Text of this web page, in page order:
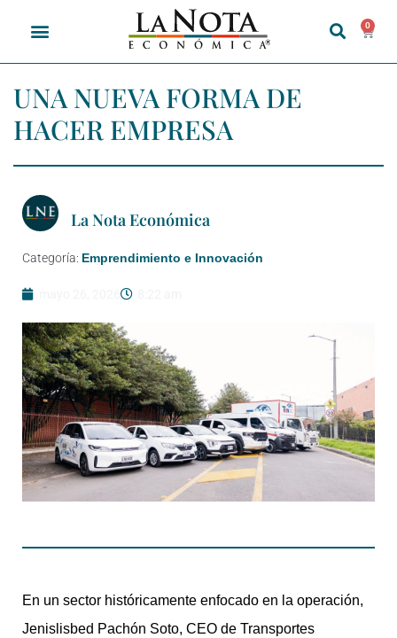
0
UNA NUEVA FORMA DE
HACER EMPRESA
La Nota Económica
Categoría: Emprendimiento e Innovación
En un sector históricamente enfocado en la operación,
Jenislisbed Pachón Soto, CEO de Transportes